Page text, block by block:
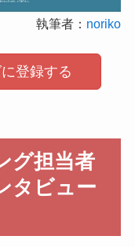
執筆者： noriko
登録する
グ担当者
タビュー